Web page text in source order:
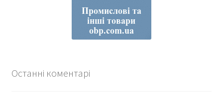
Останні коментарі